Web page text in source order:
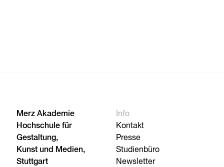
Merz Akademie
Hochschule für
Gestaltung,
Kunst und Medien,
Stuttgart
Info
Kontakt
Presse
Studienbüro
Newsletter